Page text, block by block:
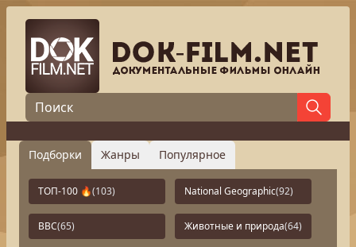
Подборки Жанры Популярное
ТОП-100 🔥(103) National Geographic(92)
BBC(65) Животные и природа(64)